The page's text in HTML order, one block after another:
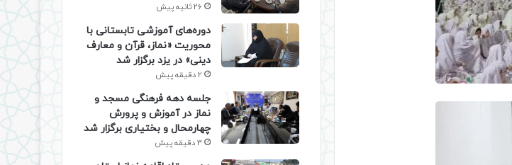
26 ثانیه پیش
دوره‌های آموزشی تابستانی با
محوریت «نماز، قرآن و معارف
دینی» در یزد برگزار شد
2 دقیقه پیش
جلسه دهه فرهنگی مسجد و
نماز در آموزش و پرورش
چهارمحال و بختیاری برگزار شد
3 دقیقه پیش